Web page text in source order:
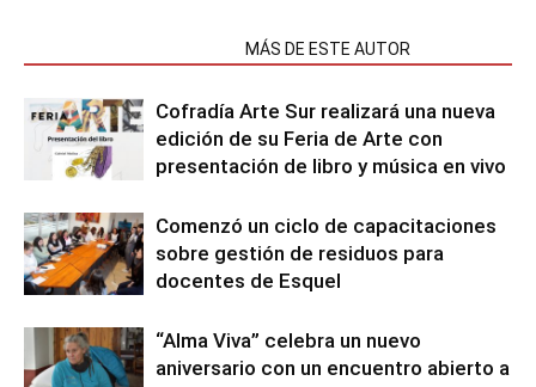
MÁS DE ESTE AUTOR
Cofradía Arte Sur realizará una nueva
edición de su Feria de Arte con
presentación de libro y música en vivo
Comenzó un ciclo de capacitaciones
sobre gestión de residuos para
docentes de Esquel
“Alma Viva” celebra un nuevo
aniversario con un encuentro abierto a